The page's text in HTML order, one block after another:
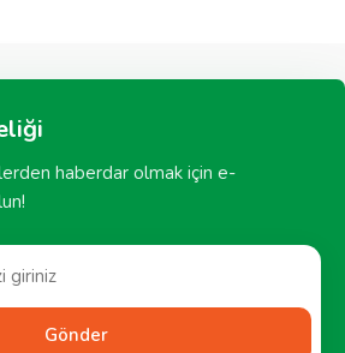
haberdar olmak için e-
Gönder